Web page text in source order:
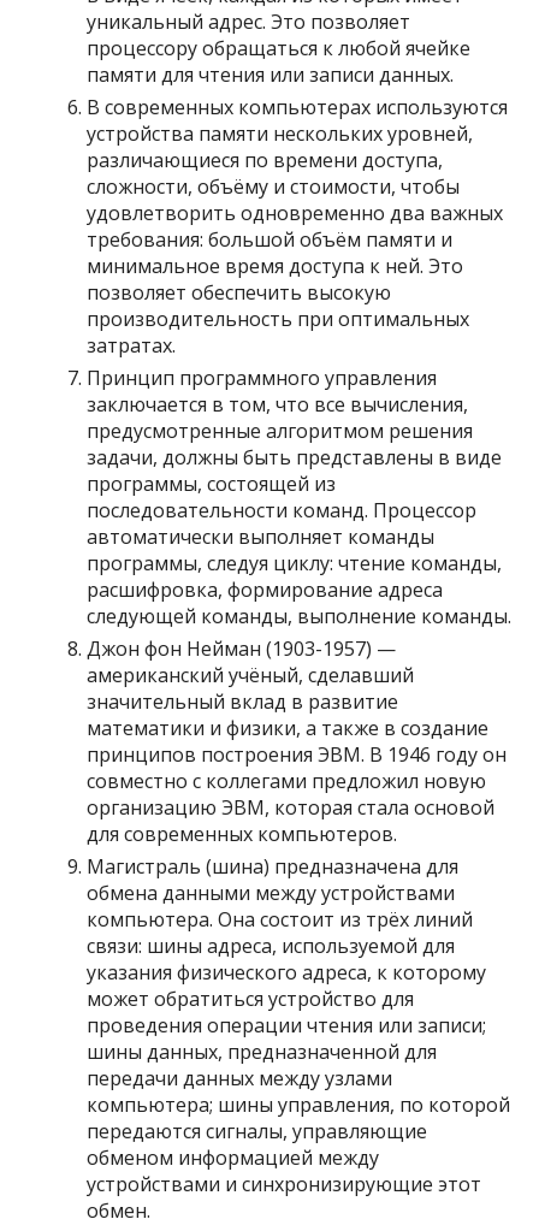
уникальный адрес. Это позволяет
процессору обращаться к любой ячейке
памяти для чтения или записи данных.
В современных компьютерах используются
устройства памяти нескольких уровней,
различающиеся по времени доступа,
сложности, объёму и стоимости, чтобы
удовлетворить одновременно два важных
требования: большой объём памяти и
минимальное время доступа к ней. Это
позволяет обеспечить высокую
производительность при оптимальных
затратах.
Принцип программного управления
заключается в том, что все вычисления,
предусмотренные алгоритмом решения
задачи, должны быть представлены в виде
программы, состоящей из
последовательности команд. Процессор
автоматически выполняет команды
программы, следуя циклу: чтение команды,
расшифровка, формирование адреса
следующей команды, выполнение команды.
Джон фон Нейман (1903-1957) —
американский учёный, сделавший
значительный вклад в развитие
математики и физики, а также в создание
принципов построения ЭВМ. В 1946 году он
совместно с коллегами предложил новую
организацию ЭВМ, которая стала основой
для современных компьютеров.
Магистраль (шина) предназначена для
обмена данными между устройствами
компьютера. Она состоит из трёх линий
связи: шины адреса, используемой для
указания физического адреса, к которому
может обратиться устройство для
проведения операции чтения или записи;
шины данных, предназначенной для
передачи данных между узлами
компьютера; шины управления, по которой
передаются сигналы, управляющие
обменом информацией между
устройствами и синхронизирующие этот
обмен.